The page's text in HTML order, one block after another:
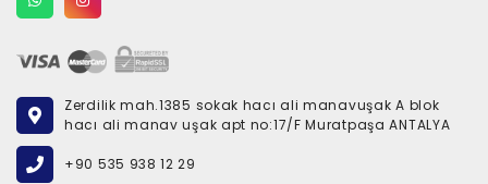
Zerdilik mah.1385 sokak hacı ali manavuşak A blok
hacı ali manav uşak apt no:17/F Muratpaşa ANTALYA
+90 535 938 12 29